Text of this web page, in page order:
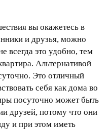
вы окажетесь в
и друзья, можно
всегда это удобно, тем
Альтернативой
Это отличный
себя как дома во
посуточно может быть
друзей, потому что они
и при этом иметь